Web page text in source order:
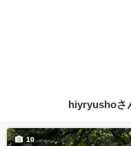
hiyryushoさ
10